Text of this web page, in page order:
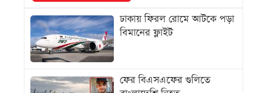
ঢাকায় ফিরল রোমে আটকে পড়া
বিমানের ফ্লাইট
ফের বিএসএফের গুলিতে